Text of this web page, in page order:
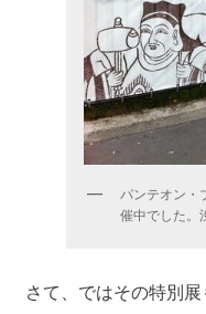
パンテオン・
催中でした。
さて、ではその特別展